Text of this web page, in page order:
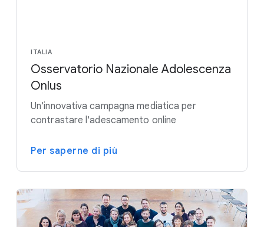
ITALIA
Osservatorio Nazionale Adolescenza
Onlus
Un'innovativa campagna mediatica per
contrastare l'adescamento online
Per saperne di più